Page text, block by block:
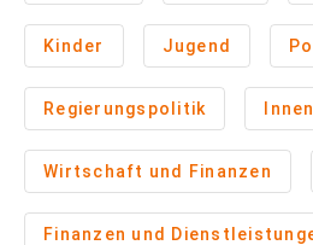
Kinder Jugend
Regierungspolitik
Wirtschaft und Finanzen
Finanzen und